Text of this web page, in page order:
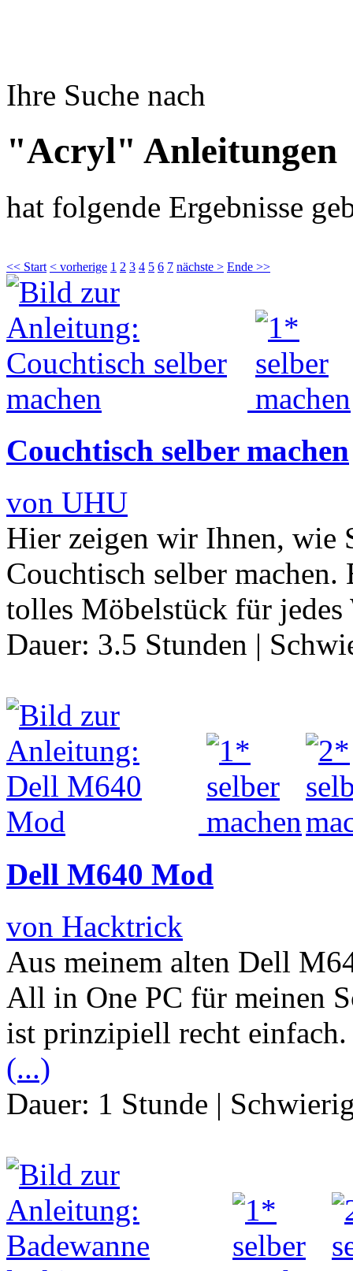
Ihre Suche nach
"Acryl" Anleitungen
hat folgende Ergebnisse
<< Start < vorherige 1 2 3 4 5 6 7 nächste > Ende >>
Couchtisch selber machen
von UHU
Hier zeigen wir Ihnen, wie
Couchtisch selber
tolles Möbelstück für
Dauer: 3.5 Stunden |
Dell M640 Mod
von Hacktrick
Aus meinem alten Dell
All in One PC für meinen
ist prinzipiell recht
(...)
Dauer: 1 Stunde |